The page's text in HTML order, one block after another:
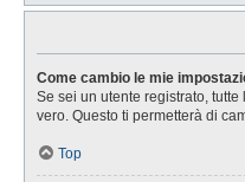
Come cambio le mie
Se sei un utente registrato,
vero. Questo ti permetterà di
Top